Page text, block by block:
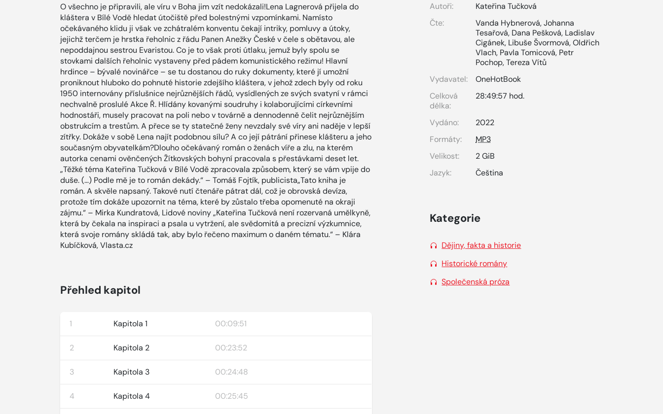
O všechno je připravili, ale víru v Boha jim vzít nedokázali!Lena Lagnerová přijela do
kláštera v Bílé Vodě hledat útočiště před bolestnými vzpomínkami. Namísto
očekávaného klidu ji však ve zchátralém konventu čekají intriky, pomluvy a útoky,
jejichž terčem je hrstka řeholnic z řádu Panen Anežky České v čele s obětavou, ale
nepoddajnou sestrou Evaristou. Co je to však proti útlaku, jemuž byly spolu se
stovkami dalších řeholnic vystaveny před pádem komunistického režimu! Hlavní
hrdince – bývalé novinářce – se tu dostanou do ruky dokumenty, které jí umožní
proniknout hluboko do pohnuté historie zdejšího kláštera, v jehož zdech byly od roku
1950 internovány příslušnice nejrůznějších řádů, vysídlených ze svých svatyní v rámci
nechvalně proslulé Akce Ř. Hlídány kovanými soudruhy i kolaborujícími církevními
hodnostáři, musely pracovat na poli nebo v továrně a dennodenně čelit nejrůznějším
obstrukcím a trestům. A přece se ty statečné ženy nevzdaly své víry ani naděje v lepší
zítřky. Dokáže v sobě Lena najít podobnou sílu? A co její pátrání přinese klášteru a jeho
současným obyvatelkám?Dlouho očekávaný román o ženách víře a zlu, na kterém
autorka cenami ověnčených Žítkovských bohyní pracovala s přestávkami deset let.
„Těžké téma Kateřina Tučková v Bílé Vodě zpracovala způsobem, který se vám vpije do
duše. (…) Podle mě je to román dekády.“ – Tomáš Fojtík, publicista„Tato kniha je
román. A skvěle napsaný. Takové nutí čtenáře pátrat dál, což je obrovská devíza,
protože tím dokáže upozornit na téma, které by zůstalo třeba opomenuté na okraji
zájmu.“ – Mirka Kundratová, Lidové noviny „Kateřina Tučková není rozervaná umělkyně,
která by čekala na inspiraci a psala u vytržení, ale svědomitá a precizní výzkumnice,
která svoje romány skládá tak, aby bylo řečeno maximum o daném tématu.“ – Klára
Kubíčková, Vlasta.cz
Přehled kapitol
1 Kapitola 1 00:09:51
2 Kapitola 2 00:23:52
3 Kapitola 3 00:24:48
4 Kapitola 4 00:25:45
Autoři:
Kateřina Tučková
Čte:
Vanda Hybnerová,Johanna
Tesařová, Dana Pešková, Ladislav
Cigánek, Libuše Švormová,Oldřich
Vlach, Pavla Tomicová, Petr
Pochop,Tereza Vítů
Vydavatel:
OneHotBook
Celková
délka:
28:49:57 hod.
Vydáno:
2022
Formáty:
MP3
Velikost:
2 GiB
Jazyk:
Čeština
Kategorie
Dějiny, fakta a historie
Historické romány
Společenská próza